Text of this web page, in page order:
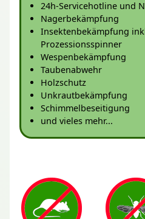
24h-Servicehotline und
Nagerbekämpfung
Insektenbekämpfung
Prozessionsspinner
Wespenbekämpfung
Taubenabwehr
Holzschutz
Unkrautbekämpfung
Schimmelbeseitigung
und vieles mehr...